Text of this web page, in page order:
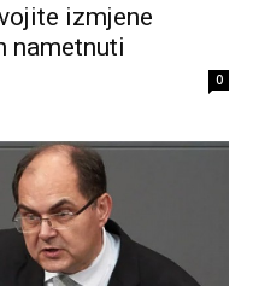
izmjene
nametnuti
0